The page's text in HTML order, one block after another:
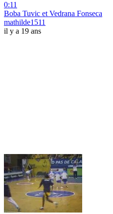
0:11
Boba Tuvic et Vedrana Fonseca
mathilde1511
il y a 19 ans